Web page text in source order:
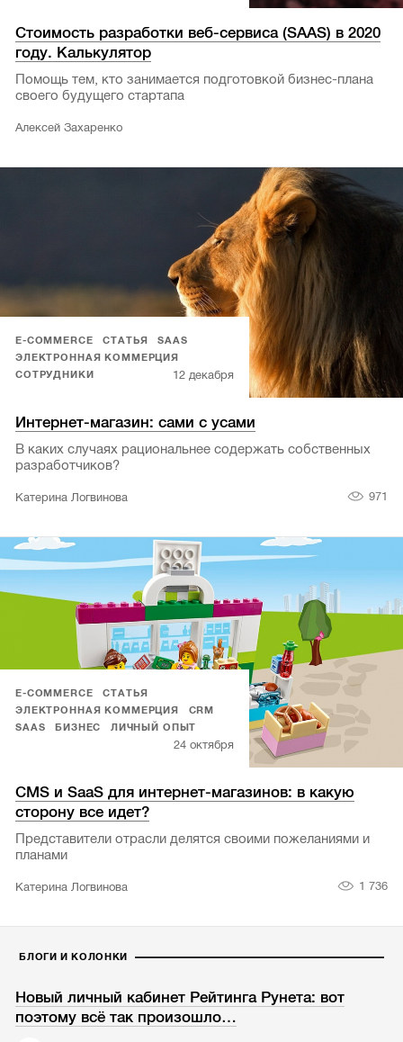
Стоимость разработки веб-сервиса (SAAS) в 2020
году. Калькулятор
Помощь тем, кто занимается подготовкой бизнес-плана
своего будущего стартапа
Алексей Захаренко
E-COMMERCE СТАТЬЯ
SAAS
ЭЛЕКТРОННАЯ КОММЕРЦИЯ
СОТРУДНИКИ
12 декабря
Интернет-магазин: сами с усами
В каких случаях рациональнее содержать собственных
разработчиков?
Катерина Логвинова 971
E-COMMERCE
СТАТЬЯ
ЭЛЕКТРОННАЯ КОММЕРЦИЯ
CRM
SAAS
БИЗНЕС ЛИЧНЫЙ ОПЫТ
24 октября
CMS и SaaS для интернет-магазинов: в какую
сторону все идет?
Представители отрасли делятся своими пожеланиями и
планами
Катерина Логвинова 1 736
БЛОГИ И КОЛОНКИ
Новый личный кабинет Рейтинга Рунета: вот
поэтому всё так произошло…